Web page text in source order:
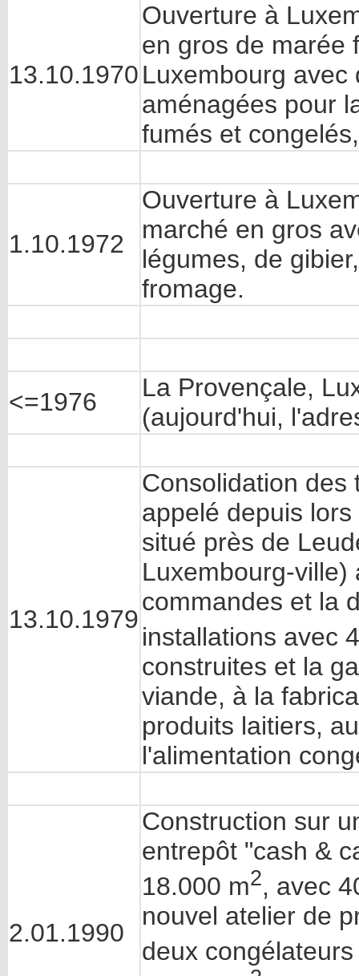
13.10.1970
Ouverture à
en gros de marée
Luxembourg avec
aménagées pour
fumés et
1.10.1972
Ouverture à
marché en gros
légumes, de
fromage.
<=1976
La Provençale,
(aujourd'hui,
13.10.1979
Consolidation des
appelé depuis
situé près de
Luxembourg-ville)
commandes et la
installations avec
construites et la
viande, à la
produits laitiers,
l'alimentation
2.01.1990
Construction sur
entrepôt "cash &
18.000 m2, avec
nouvel atelier de
deux